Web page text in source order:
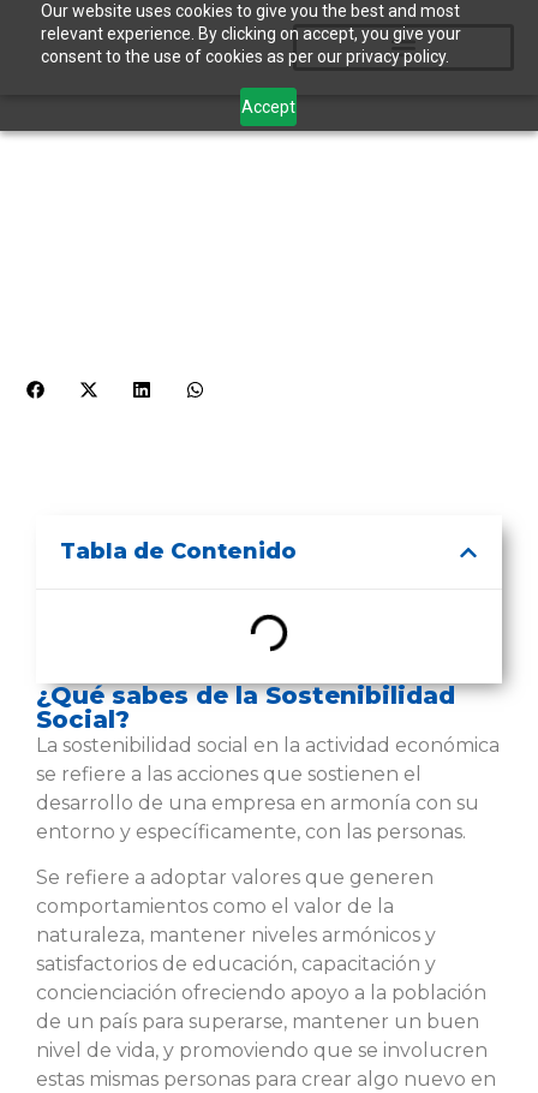
Our website uses cookies to give you the best and most
relevant experience. By clicking on accept, you give your
consent to the use of cookies as per our privacy policy.
Accept
Tabla de Contenido
¿Qué sabes de la Sostenibilidad
Social?
La sostenibilidad social en la actividad económica
se refiere a las acciones que sostienen el
desarrollo de una empresa en armonía con su
entorno y específicamente, con las personas.
Se refiere a adoptar valores que generen
comportamientos como el valor de la
naturaleza, mantener niveles armónicos y
satisfactorios de educación, capacitación y
concienciación ofreciendo apoyo a la población
de un país para superarse, mantener un buen
nivel de vida, y promoviendo que se involucren
estas mismas personas para crear algo nuevo en